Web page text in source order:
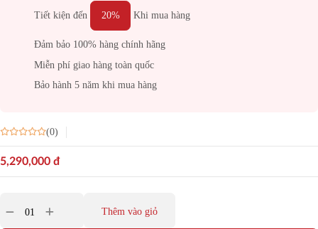
Tiết kiện đến 20% Khi mua hàng
Đảm bảo 100% hàng chính hãng
Miễn phí giao hàng toàn quốc
Bảo hành 5 năm khi mua hàng
(0)
5,290,000 đ
Thêm vào giỏ